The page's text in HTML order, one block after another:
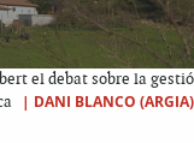
el debat sobre la gestió
| DANI BLANCO (ARGIA)